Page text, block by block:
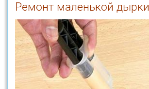
Ремонт маленькой дырки